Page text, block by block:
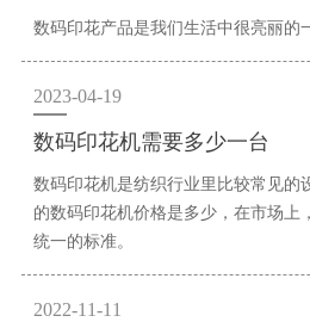
数码印花产品是我们生活中很亮丽的
2023-04-19
数码印花机需要多少一台
数码印花机是纺织行业里比较常见的
的数码印花机价格是多少，在市场上
统一的标准。
2022-11-11